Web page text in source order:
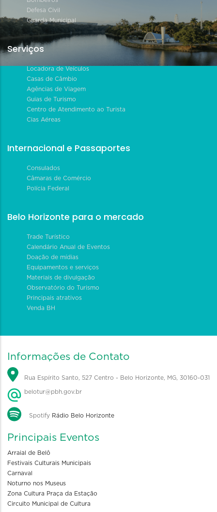
Defesa Civil
Guarda Municipal
Serviços
Locadora de Veículos
Casas de Câmbio
Agências de Viagem
Guias de Turismo
Centro de Atendimento ao Turista
Cias Aéreas
Internacional e Passaportes
Consulados
Câmaras de Comércio
Polícia Federal
Belo Horizonte para o mercado
Trade Turístico
Calendário Anual de Eventos
Doação de mídias
Equipamentos e serviços
Materiais de divulgação
Observatório do Turismo
Principais atrativos
Venda BH
Informações de Contato
Rua Espírito Santo, 527 Centro - Belo Horizonte, MG, 30160-031
belotur@pbh.gov.br
Spotify Rádio Belo Horizonte
Principais Eventos
Arraial de Belô
Festivais Culturais Municipais
Carnaval
Noturno nos Museus
Zona Cultura Praça da Estação
Circuito Municipal de Cultura